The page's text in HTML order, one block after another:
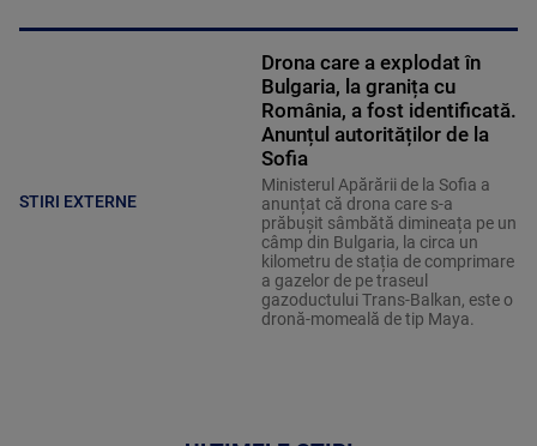
STIRI EXTERNE
Drona care a explodat în
Bulgaria, la granița cu
România, a fost identificată.
Anunțul autorităților de la
Sofia
Ministerul Apărării de la Sofia a
anunțat că drona care s-a
prăbușit sâmbătă dimineața pe un
câmp din Bulgaria, la circa un
kilometru de stația de comprimare
a gazelor de pe traseul
gazoductului Trans-Balkan, este o
dronă-momeală de tip Maya.